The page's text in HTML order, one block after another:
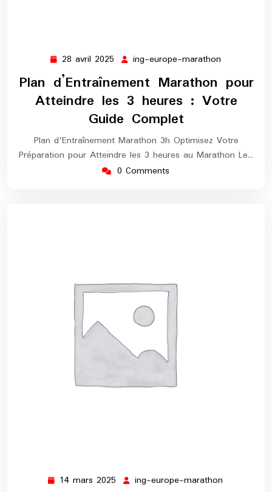
28 avril 2025 28
2025
ing-europe-marathon
marathon
Plan d’Entraînement Marathon pour
Atteindre les 3 heures : Votre
Guide Complet
Plan d'Entraînement Marathon 3h Optimisez Votre
Préparation pour Atteindre les 3 heures au Marathon Le…
0 Comments
14 mars 2025 14 ing-europe-marathon